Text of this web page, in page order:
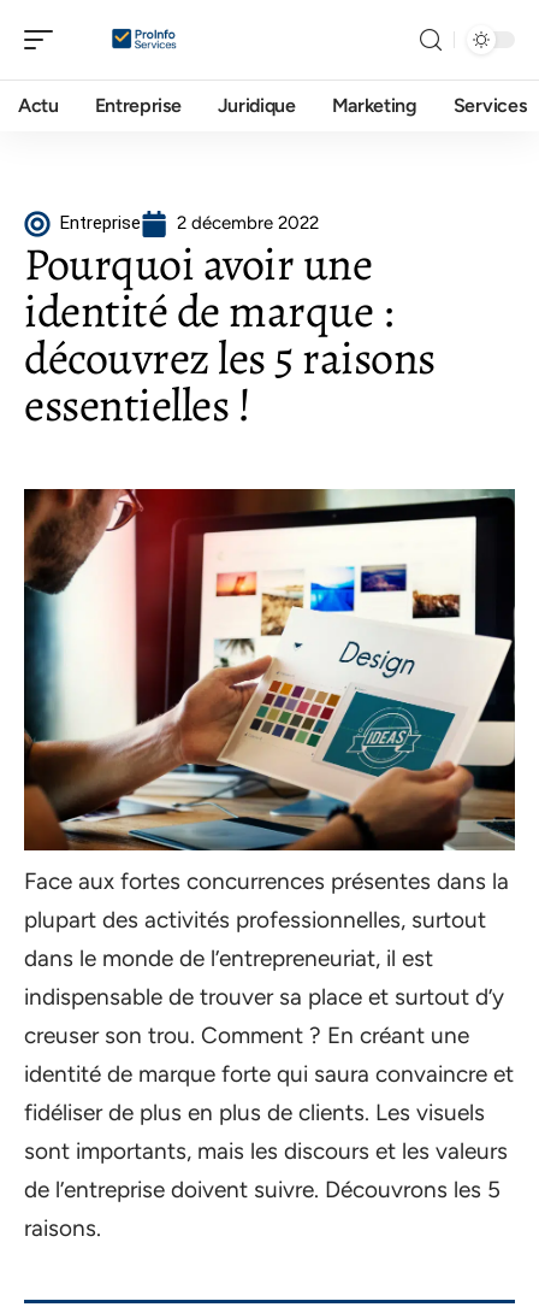
Actu Entreprise Juridique Marketing Services
Entreprise 2 décembre 2022
Pourquoi avoir une
identité de marque :
découvrez les 5 raisons
essentielles !
Face aux fortes concurrences présentes dans la
plupart des activités professionnelles, surtout
dans le monde de l’entrepreneuriat, il est
indispensable de trouver sa place et surtout d’y
creuser son trou. Comment ? En créant une
identité de marque forte qui saura convaincre et
fidéliser de plus en plus de clients. Les visuels
sont importants, mais les discours et les valeurs
de l’entreprise doivent suivre. Découvrons les 5
raisons.